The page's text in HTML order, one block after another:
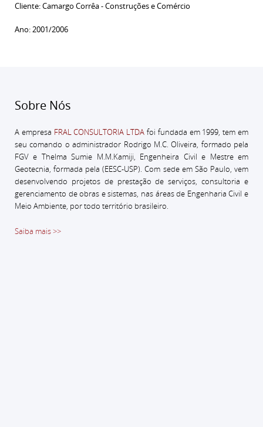
Cliente: Camargo Corrêa - Construções e Comércio
Ano: 2001/2006
Sobre Nós
A empresa FRAL CONSULTORIA LTDA foi fundada em 1999, tem em
seu comando o administrador Rodrigo M.C. Oliveira, formado pela
FGV e Thelma Sumie M.M.Kamiji, Engenheira Civil e Mestre em
Geotecnia, formada pela (EESC-USP).Com sede em São Paulo, vem
desenvolvendo projetos de prestação de serviços, consultoria e
gerenciamento de obras e sistemas, nas áreas de Engenharia Civil e
Meio Ambiente, por todo território brasileiro.
Saiba mais >>